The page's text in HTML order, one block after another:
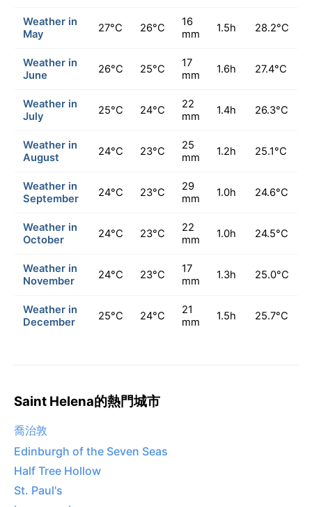
Weather in
May
27°C 26°C
16
mm
1.5h 28.2°C
Weather in
June
26°C 25°C
17
mm
1.6h 27.4°C
Weather in
July
25°C 24°C
22
mm
1.4h 26.3°C
Weather in
August
24°C 23°C
25
mm
1.2h 25.1°C
Weather in
September
24°C 23°C
29
mm
1.0h 24.6°C
Weather in
October
24°C 23°C
22
mm
1.0h 24.5°C
Weather in
November
24°C 23°C
17
mm
1.3h 25.0°C
Weather in
December
25°C 24°C
21
mm
1.5h 25.7°C
Saint Helena的熱門城市
喬治敦
Edinburgh of the Seven Seas
Half Tree Hollow
St. Paul's